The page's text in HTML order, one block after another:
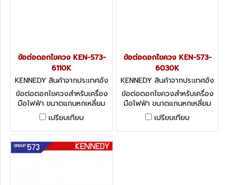
ข้อต่อดอกไขควง KEN-573-
6110K
KENNEDY สินค้าจากประเทศอัง
กฤษ-1
ข้อต่อดอกไขควงสำหรับเครื่อง
มือไฟฟ้า ขนาดแกนหกเหลี่ยม
5/16" KENNEDY Screwdriver
Bits: 5/16" Desoutter Shank
Adaptors - Magnetic with
Retainer
เปรียบเทียบ
ข้อต่อดอกไขควง KEN-573-
6030K
KENNEDY สินค้าจากประเทศอัง
กฤษ-1
ข้อต่อดอกไขควงสำหรับเครื่อง
มือไฟฟ้า ขนาดแกนหกเหลี่ยม
5/16" KENNEDY Screwdriver
Bits: 5/16" Desoutter Shank
Adaptors - Magnetic with
เปรียบเทียบ